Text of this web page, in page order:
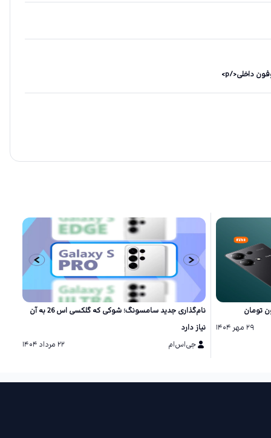
۲۹ مهر ۱۴۰۴
نام‌گذاری جدید سامسونگ؛ شوکی که گلکسی اس 26 به آن
نیاز دارد
جی‌اس‌ام
۲۲ مرداد ۱۴۰۴